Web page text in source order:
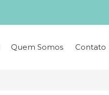
Quem Somos Contato